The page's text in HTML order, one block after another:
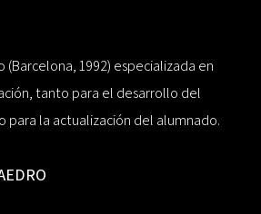
1992) especializada en
tanto para el desarrollo del
para la actualización del alumnado.